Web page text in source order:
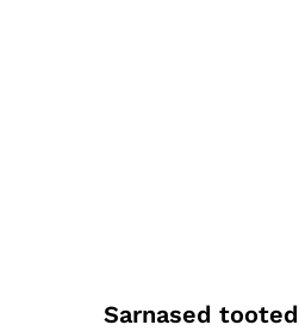
Sarnased tooted